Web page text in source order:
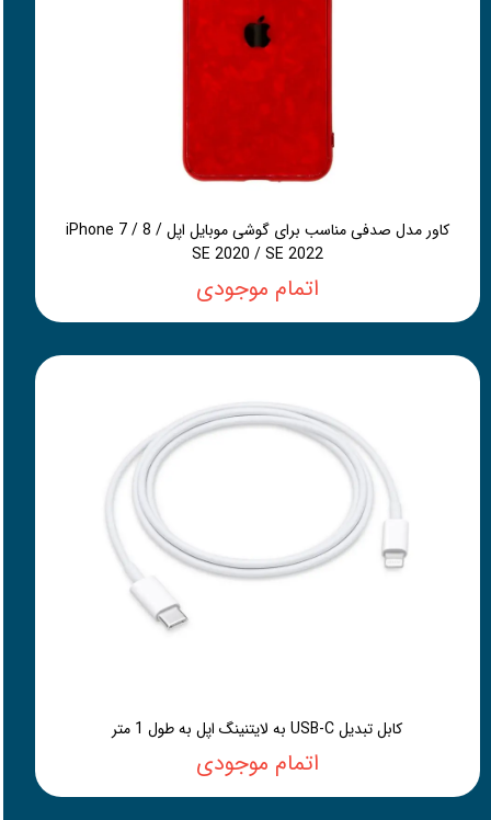
کاور مدل صدفی مناسب برای گوشی موبایل اپل iPhone 7 / 8 /
SE 2020 / SE 2022
اتمام موجودی
کابل تبدیل USB-C به لایتنینگ اپل به طول 1 متر
اتمام موجودی